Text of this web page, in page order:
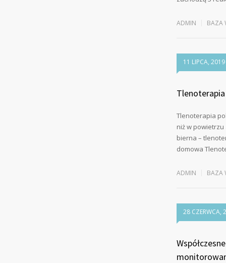
ADMIN BAZA
11 LIPCA, 2019
Tlenoterapia
Tlenoterapia
niż w
bierna –
domowa
ADMIN BAZA
28 CZERWCA,